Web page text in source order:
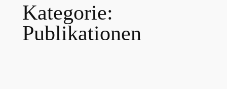
Kategorie:
Publikationen